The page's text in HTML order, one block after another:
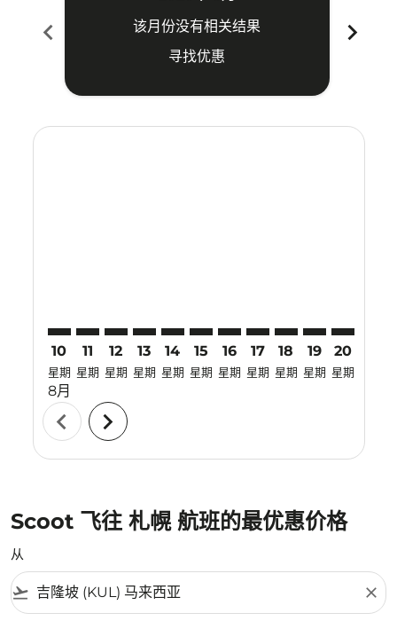
chevron_left
该月份没有相关结果
寻找优惠
chevron_right
10
星期
8月
11
星期
12
星期
13
星期
14
星期
15
星期
16
星期
17
星期
18
星期
19
星期
20
星期
chevron_left chevron_right
Scoot 飞往 札幌 航班的最优惠价格
从
flight_takeoff close